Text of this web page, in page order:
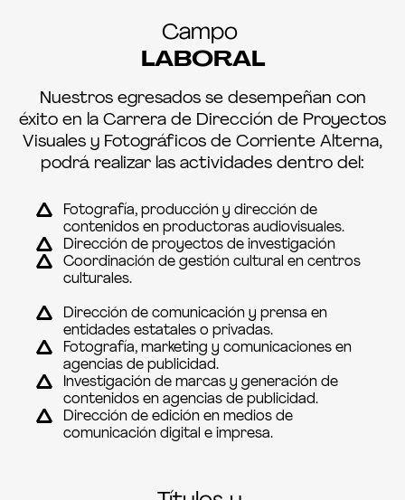
Campo
LABORAL
Nuestros egresados se desempeñan con
éxito en la Carrera de Dirección de Proyectos
Visuales y Fotográficos de Corriente Alterna,
podrá realizar las actividades dentro del:
Fotografía, producción y dirección de
contenidos en productoras audiovisuales.
Dirección de proyectos de investigación
Coordinación de gestión cultural en centros
culturales.
Dirección de comunicación y prensa en
entidades estatales o privadas.
Fotografía, marketing y comunicaciones en
agencias de publicidad.
Investigación de marcas y generación de
contenidos en agencias de publicidad.
Dirección de edición en medios de
comunicación digital e impresa.